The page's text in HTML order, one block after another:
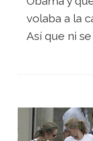
volaba a la
Así que ni